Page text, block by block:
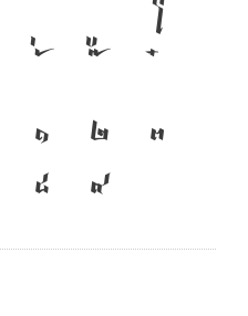
โ
๑ ๒
๓
๘ ๙